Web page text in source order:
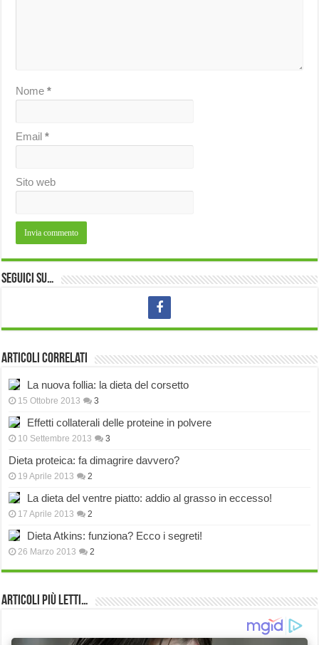
Nome*
Email*
Sito web
Seguici su…
Articoli correlati
La nuova follia: la dieta del corsetto
15 Ottobre 2013 3
Effetti collaterali delle proteine in polvere
10 Settembre 2013 3
Dieta proteica: fa dimagrire davvero?
19 Aprile 2013 2
La dieta del ventre piatto: addio al grasso in eccesso!
17 Aprile 2013 2
Dieta Atkins: funziona? Ecco i segreti!
26 Marzo 2013 2
Articoli più Letti…